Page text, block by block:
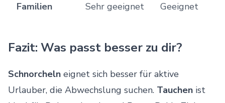
Familien Sehr geeignet Geeignet
Fazit: Was passt besser zu dir?
Schnorcheln eignet sich besser für aktive
Urlauber, die Abwechslung suchen. Tauchen ist